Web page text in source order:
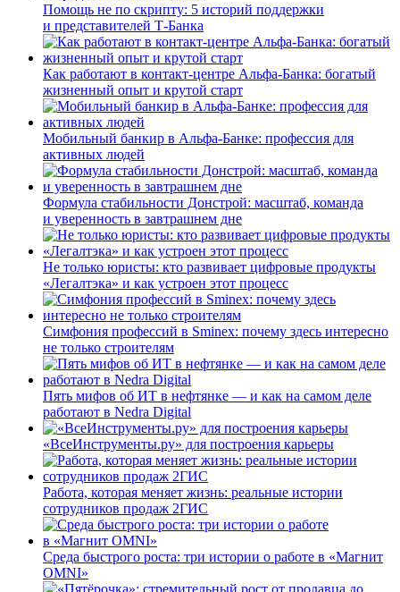
Помощь не по скрипту: 5 историй поддержки
и представителей Т-Банка
Как работают в контакт-центре Альфа-Банка: богатый
жизненный опыт и крутой старт
Мобильный банкир в Альфа-Банке: профессия для
активных людей
Формула стабильности Донстрой: масштаб, команда
и уверенность в завтрашнем дне
Не только юристы: кто развивает цифровые продукты
«Легалтэка» и как устроен этот процесс
Симфония профессий в Sminex: почему здесь интересно
не только строителям
Пять мифов об ИТ в нефтянке — и как на самом деле
работают в Nedra Digital
«ВсеИнструменты.ру» для построения карьеры
Работа, которая меняет жизнь: реальные истории
сотрудников продаж 2ГИС
Среда быстрого роста: три истории о работе в «Магнит
OMNI»